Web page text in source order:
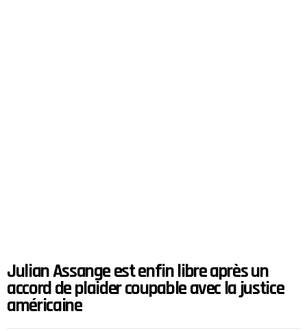
Julian Assange est enfin libre après un
accord de plaider coupable avec la justice
américaine